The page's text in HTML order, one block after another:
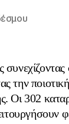
την
Οι 302